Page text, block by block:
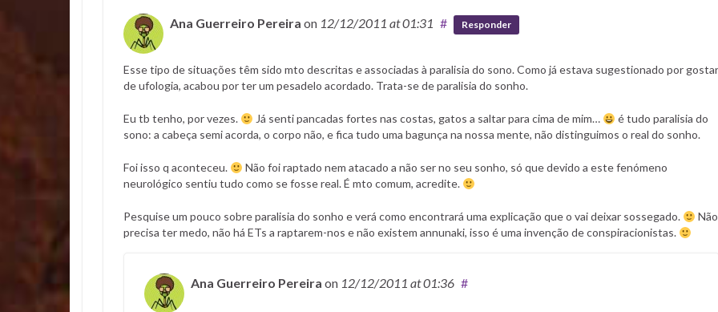
Ana Guerreiro Pereira on 12/12/2011 at 01:31 # Responder
Esse tipo de situações têm sido mto descritas e associadas à paralisia do sono. Como já estava sugestionado por gostar
de ufologia, acabou por ter um pesadelo acordado. Trata-se de paralisia do sonho.
Eu tb tenho, por vezes. Já senti pancadas fortes nas costas, gatos a saltar para cima de mim…
é tudo paralisia do
sono: a cabeça semi acorda, o corpo não, e fica tudo uma bagunça na nossa mente, não distinguimos o real do sonho.
Foi isso q aconteceu.
Não foi raptado nem atacado a não ser no seu sonho, só que devido a este fenómeno
neurológico sentiu tudo como se fosse real. É mto comum, acredite.
Pesquise um pouco sobre paralisia do sonho e verá como encontrará uma explicação que o vai deixar sossegado.
Não
precisa ter medo, não há ETs a raptarem-nos e não existem annunaki, isso é uma invenção de conspiracionistas.
Ana Guerreiro Pereira on 12/12/2011 at 01:36 #